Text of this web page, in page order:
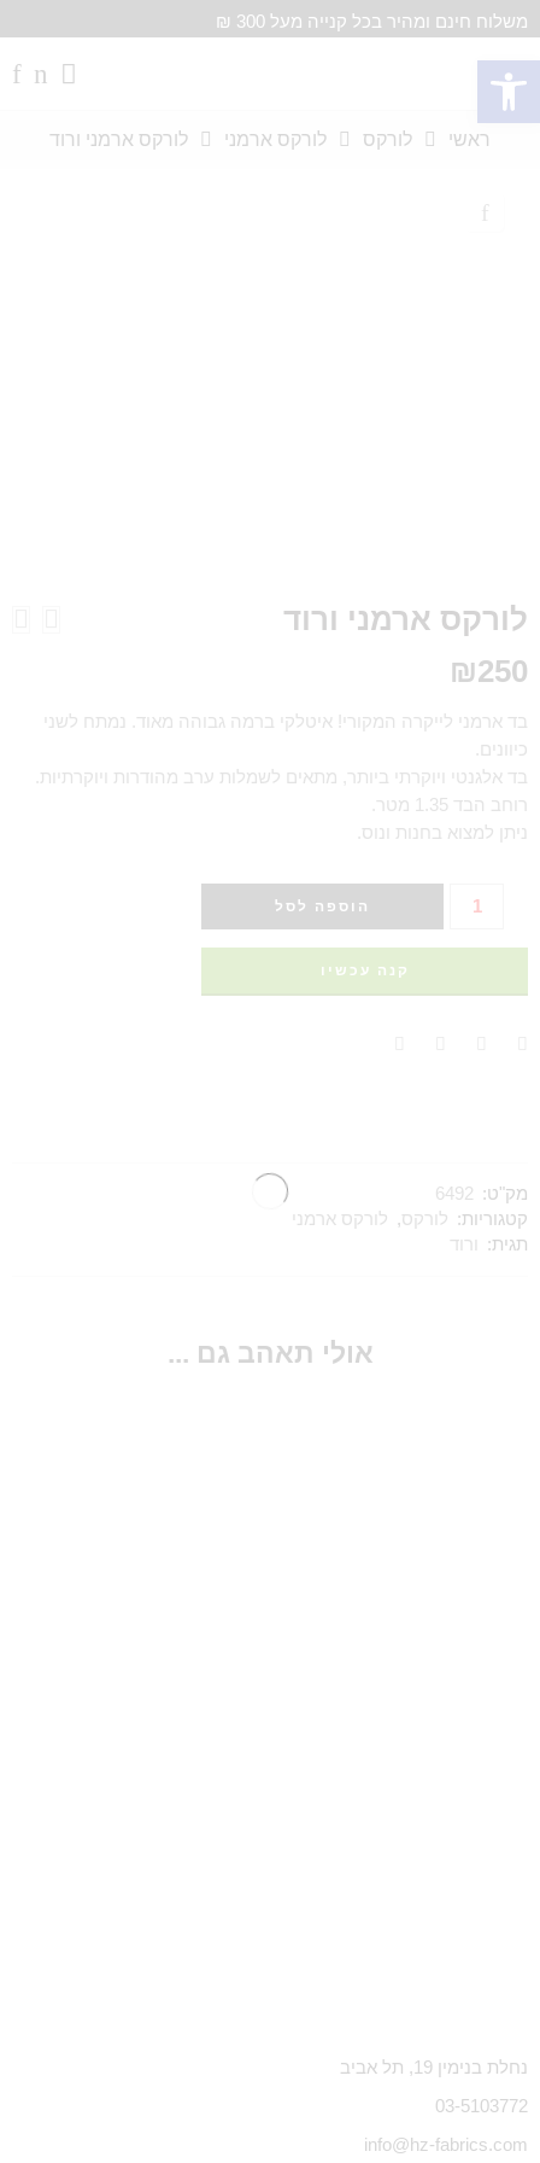
משלוח חינם ומהיר בכל קנייה מעל 300 ₪
ראשי לורקס לורקס ארמני לורקס ארמני ורוד
לורקס ארמני ורוד
₪250
בד ארמני לייקרה המקורי! איטלקי ברמה גבוהה מאוד. נמתח לשני
כיוונים.
בד אלגנטי ויוקרתי ביותר, מתאים לשמלות ערב מהודרות ויוקרתיות.
רוחב הבד 1.35 מטר.
ניתן למצוא בחנות ונוס.
הוספה לסל
קנה עכשיו
מק"ט: 6492
קטגוריות: לורקס, לורקס ארמני
תגית:
ורוד
אולי תאהב גם ...
נחלת בנימין 19, תל אביב
03-5103772
info@hz-fabrics.com
פתח סרגל נגישות